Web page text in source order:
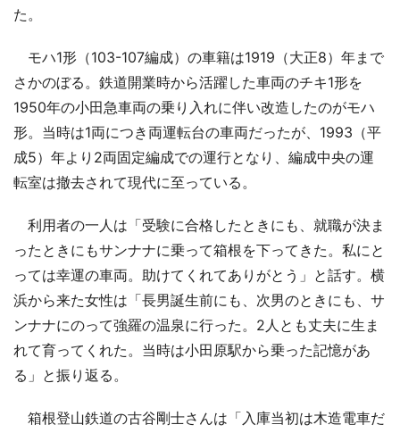
た。
モハ1形（103-107編成）の車籍は1919（大正8）年まで
さかのぼる。鉄道開業時から活躍した車両のチキ1形を
1950年の小田急車両の乗り入れに伴い改造したのがモハ
形。当時は1両につき両運転台の車両だったが、1993（平
成5）年より2両固定編成での運行となり、編成中央の運
転室は撤去されて現代に至っている。
利用者の一人は「受験に合格したときにも、就職が決ま
ったときにもサンナナに乗って箱根を下ってきた。私にと
っては幸運の車両。助けてくれてありがとう」と話す。横
浜から来た女性は「長男誕生前にも、次男のときにも、サ
ンナナにのって強羅の温泉に行った。2人とも丈夫に生ま
れて育ってくれた。当時は小田原駅から乗った記憶があ
る」と振り返る。
箱根登山鉄道の古谷剛士さんは「入庫当初は木造電車だ